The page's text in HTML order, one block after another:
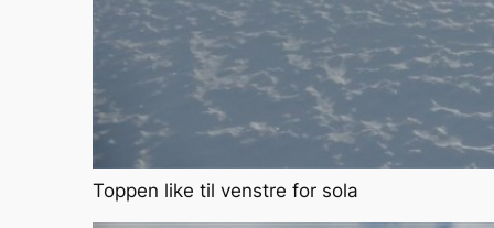
Toppen like til venstre for sola